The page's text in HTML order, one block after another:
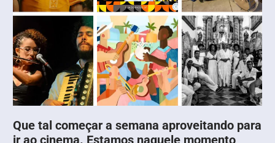
Que tal começar a semana aproveitando para
ir ao cinema. Estamos naquele momento